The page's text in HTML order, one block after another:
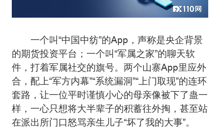
一个叫“中国中纺”的App，声称是央企背景
的期货投资平台；一个叫“军属之家”的聊天软
件，打着军属社交的旗号。两个山寨App里应外
合，配上“军方内幕”“系统漏洞”“上门取现”的连环
套路，让一位平时谨慎小心的母亲像被下了蛊一
样，一心只想将大半辈子的积蓄往外掏，甚至站
在派出所门口怒骂亲生儿子“坏了我的大事”。